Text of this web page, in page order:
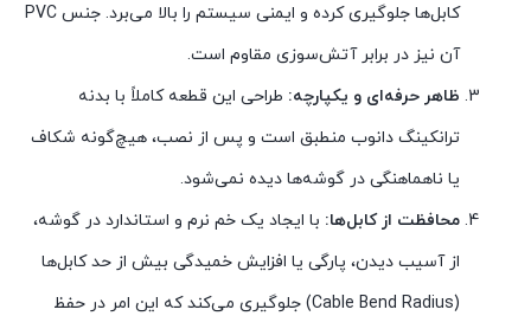
کابل‌ها جلوگیری کرده و ایمنی سیستم را بالا می‌برد. جنس PVC
آن نیز در برابر آتش‌سوزی مقاوم است.
ظاهر حرفه‌ای و یکپارچه: طراحی این قطعه کاملاً با بدنه
ترانکینگ دانوب منطبق است و پس از نصب، هیچ‌گونه شکاف
یا ناهماهنگی در گوشه‌ها دیده نمی‌شود.
محافظت از کابل‌ها: با ایجاد یک خم نرم و استاندارد در گوشه،
از آسیب دیدن، پارگی یا افزایش خمیدگی بیش از حد کابل‌ها
(Cable Bend Radius) جلوگیری می‌کند که این امر در حفظ